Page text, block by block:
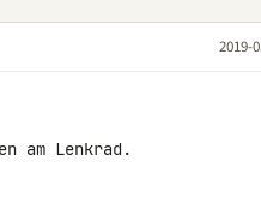
2019-
am Lenkrad.